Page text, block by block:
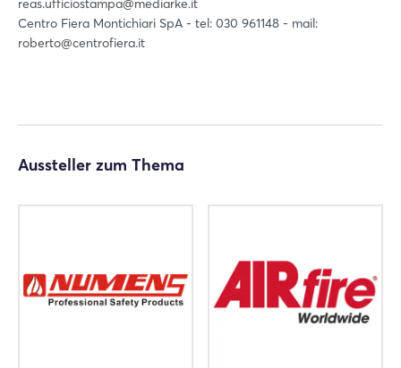
reas.ufficiostampa@mediarke.it
Centro Fiera Montichiari SpA - tel: 030 961148 - mail:
roberto@centrofiera.it
Aussteller zum Thema